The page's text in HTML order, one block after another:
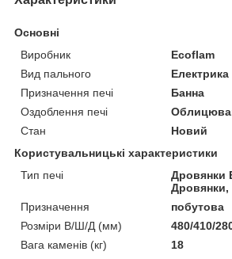
Основні
Виробник
Ecoflam
Вид пального
Електрика
Призначення печі
Банна
Оздоблення печі
Стан
Новий
Користувальницькі характеристики
Тип печі
Дровянки
Дровянки,
Призначення
побутова
Розміри В/Ш/Д (мм)
480/410/
Вага каменів (кг)
18